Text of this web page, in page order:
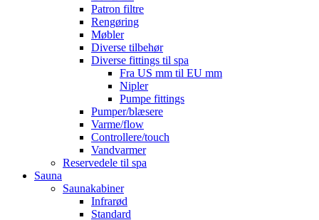
Patron filtre
Rengøring
Møbler
Diverse tilbehør
Diverse fittings til spa
Fra US mm til EU mm
Nipler
Pumpe fittings
Pumper/blæsere
Varme/flow
Controllere/touch
Vandvarmer
Reservedele til spa
Sauna
Saunakabiner
Infrarød
Standard